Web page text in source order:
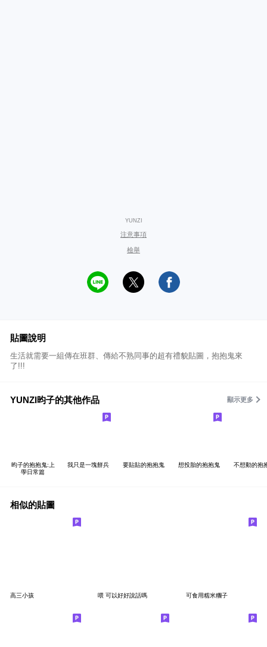
YUNZI
注意事項
檢舉
貼圖說明
生活就需要一組傳在班群、傳給不熟同事的超有禮貌貼圖，抱抱鬼來
了!!!
YUNZI昀子的其他作品 顯示更多
昀子的抱抱鬼:上
學日常篇
我只是一塊餅兵 要貼貼的抱抱鬼 想投胎的抱抱鬼 不想動的抱
相似的貼圖
高三小孩 喂 可以好好說話嗎 可食用糯米糰子